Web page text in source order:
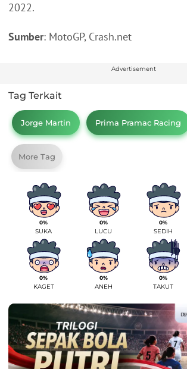
2022.
Sumber: MotoGP, Crash.net
Advertisement
Tag Terkait
Jorge Martin Prima Pramac Racing
More Tag
0%
SUKA
0%
LUCU
0%
SEDIH
0%
KAGET
0%
ANEH
0%
TAKUT